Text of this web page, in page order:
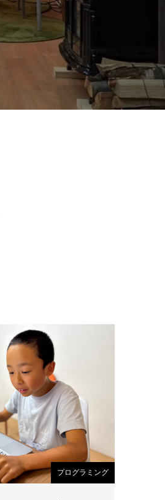
プログラミング